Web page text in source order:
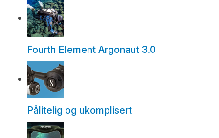
Fourth Element Argonaut 3.0
Pålitelig og ukomplisert